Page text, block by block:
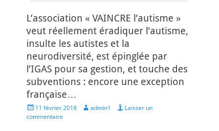
L’association « VAINCRE l’autisme »
veut réellement éradiquer l’autisme,
insulte les autistes et la
neurodiversité, est épinglée par
l’IGAS pour sa gestion, et touche des
subventions : encore une exception
française…
Posted
on
11 février 2018 Author
admin1
Laisser un
commentaire